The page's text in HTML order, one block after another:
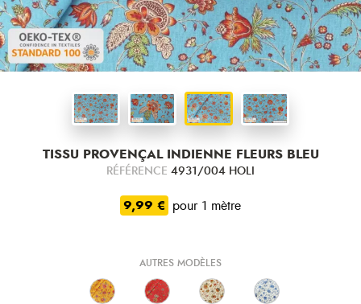
TISSU PROVENÇAL INDIENNE FLEURS BLEU
RÉFÉRENCE 4931/004 HOLI
9,99 € pour 1 mètre
AUTRES MODÈLES